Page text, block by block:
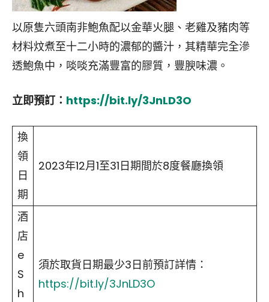
以原隻六頭南非鮑魚配以金華火腿、老雞及豬肉等
材料炆煮至十二小時的濃郁的醬汁，其精華完全滲
透鮑魚中，啖啖充滿豐富的膠質，豐腴味濃。
立即預訂： https://bit.ly/3JnLD3O
換
領
日
期
2023年12月1至31日期間於8度餐廳換領
酒
店
e
S
h
須於取貨日期最少3日前預訂詳情：
https://bit.ly/3JnLD3O